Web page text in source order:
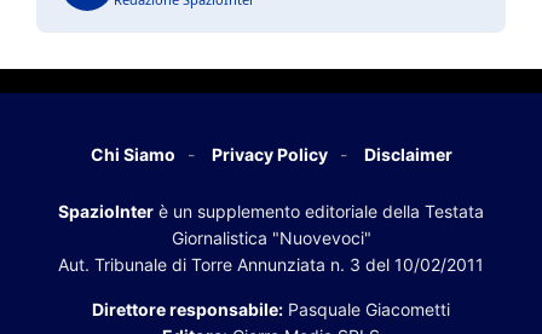
Chi Siamo Privacy Policy Disclaimer
SpazioInter è un supplemento editoriale della Testata
Giornalistica "Nuovevoci"
Aut. Tribunale di Torre Annunziata n. 3 del 10/02/2011
Direttore responsabile: Pasquale Giacometti